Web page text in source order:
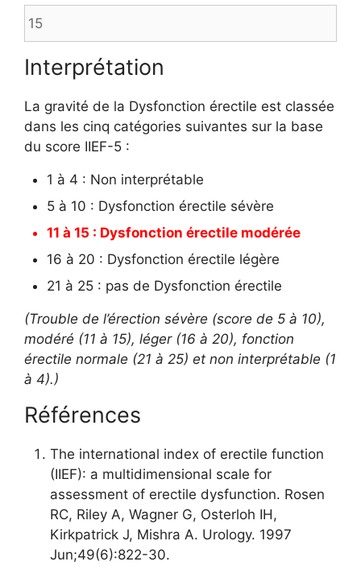
Interprétation
La gravité de la Dysfonction érectile est classée
dans les cinq catégories suivantes sur la base
du score IIEF-5 :
1 à 4 : Non interprétable
5 à 10 : Dysfonction érectile sévère
11 à 15 : Dysfonction érectile modérée
16 à 20 : Dysfonction érectile légère
21 à 25 : pas de Dysfonction érectile
(Trouble de l’érection sévère (score de 5 à 10),
modéré (11 à 15), léger (16 à 20), fonction
érectile normale (21 à 25) et non interprétable (1
à 4).)
Références
The international index of erectile function
(IIEF): a multidimensional scale for
assessment of erectile dysfunction. Rosen
RC, Riley A, Wagner G, Osterloh IH,
Kirkpatrick J, Mishra A. Urology. 1997
Jun;49(6):822-30.